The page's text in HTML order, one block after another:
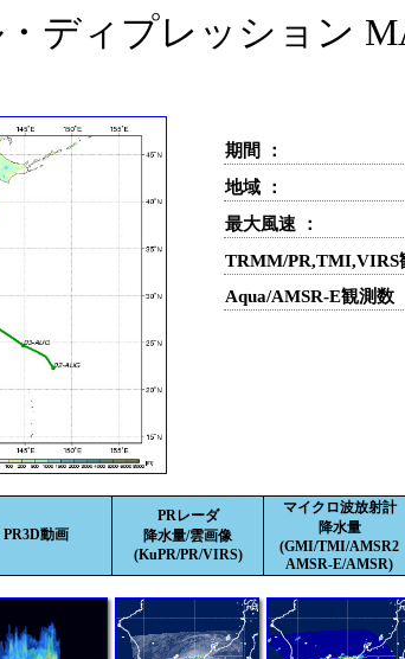
ディプレッション
期間 ：
地域 ：
最大風速 ：
TRMM/PR,TMI,VIRS
Aqua/AMSR-E観測数
PR3D動画
PRレーダ
降水量/雲画像
(KuPR/PR/VIRS)
マイクロ波放射計
降水量
(GMI/TMI/AMSR2
AMSR-E/AMSR)